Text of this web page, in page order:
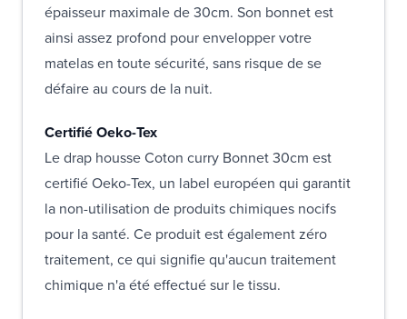
épaisseur maximale de 30cm. Son bonnet est
ainsi assez profond pour envelopper votre
matelas en toute sécurité, sans risque de se
défaire au cours de la nuit.
Certifié Oeko-Tex
Le drap housse Coton curry Bonnet 30cm est
certifié Oeko-Tex, un label européen qui garantit
la non-utilisation de produits chimiques nocifs
pour la santé. Ce produit est également zéro
traitement, ce qui signifie qu'aucun traitement
chimique n'a été effectué sur le tissu.